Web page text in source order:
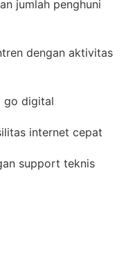
jumlah penghuni
dengan aktivitas
go digital
internet cepat
support teknis